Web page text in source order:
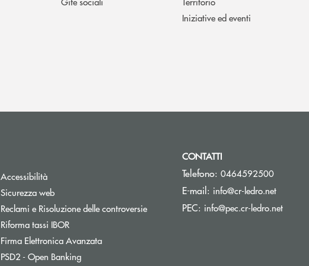
Iniziative ed eventi
Accessibilità
Sicurezza web
Reclami e Risoluzione delle controversie
Riforma tassi IBORApre una nuova finestra
Firma Elettronica Avanzata
PSD2 - Open BankingApre una nuova finestra
CONTATTI
Telefono: 0464592500
E-mail: info@cr-ledro.net(si apre
PEC: info@pec.cr-ledro.net(si